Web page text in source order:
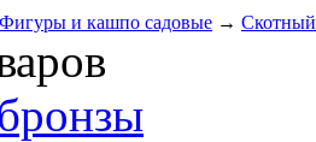
Фигуры и кашпо садовые →